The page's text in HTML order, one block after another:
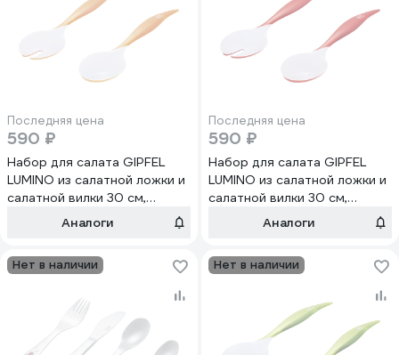
Последняя цена
590 ₽
Набор для салата GIPFEL
LUMINO из салатной ложки и
салатной вилки 30 см,
пластик, оранжевый 9486
Аналоги
Последняя цена
590 ₽
Набор для салата GIPFEL
LUMINO из салатной ложки и
салатной вилки 30 см,
пластик, красный 9483
Аналоги
Нет в наличии Нет в наличии